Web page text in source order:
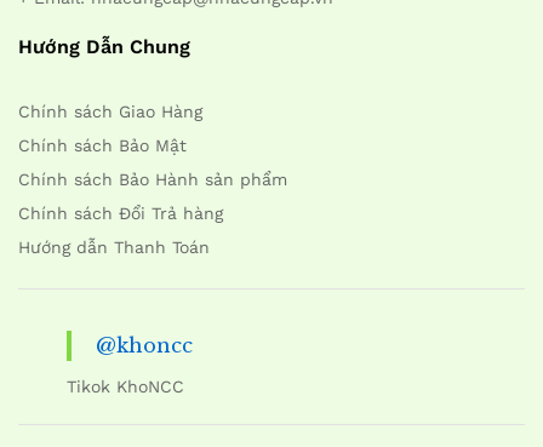
Hướng Dẫn Chung
Chính sách Giao Hàng
Chính sách Bảo Mật
Chính sách Bảo Hành sản phẩm
Chính sách Đổi Trả hàng
Hướng dẫn Thanh Toán
@khoncc
Tikok KhoNCC